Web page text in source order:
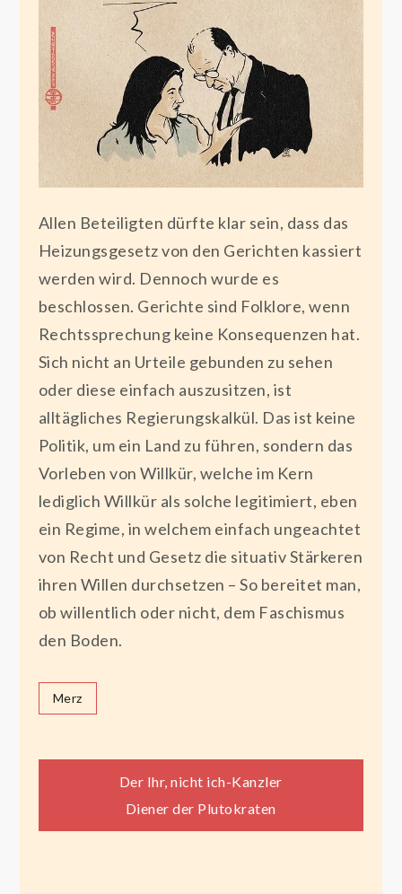
Allen Beteiligten dürfte klar sein, dass das
Heizungsgesetz von den Gerichten kassiert
werden wird. Dennoch wurde es
beschlossen. Gerichte sind Folklore, wenn
Rechtssprechung keine Konsequenzen hat.
Sich nicht an Urteile gebunden zu sehen
oder diese einfach auszusitzen, ist
alltägliches Regierungskalkül. Das ist keine
Politik, um ein Land zu führen, sondern das
Vorleben von Willkür, welche im Kern
lediglich Willkür als solche legitimiert, eben
ein Regime, in welchem einfach ungeachtet
von Recht und Gesetz die situativ Stärkeren
ihren Willen durchsetzen – So bereitet man,
ob willentlich oder nicht, dem Faschismus
den Boden.
Merz
Beitragsnavigation
Der Ihr, nicht ich-Kanzler
Diener der Plutokraten